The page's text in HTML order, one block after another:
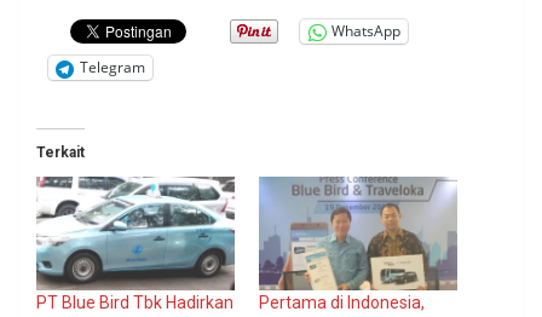
WhatsApp
Telegram
Terkait
PT Blue Bird Tbk Hadirkan
Pertama di Indonesia,